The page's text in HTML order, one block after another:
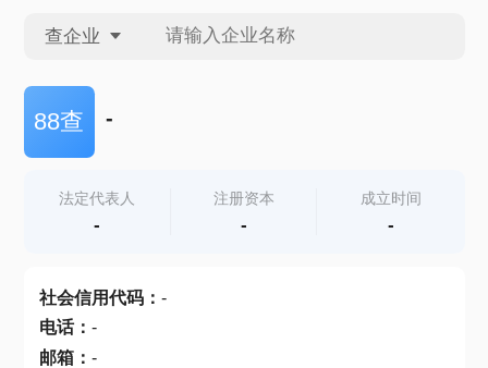
查企业
查企业
查产地
88查 -
法定代表人
-
注册资本
-
成立时间
-
社会信用代码： -
电话： -
邮箱： -